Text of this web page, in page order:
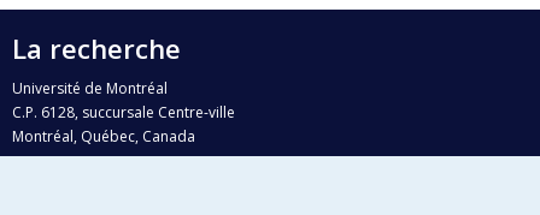
La recherche
Université de Montréal
C.P. 6128, succursale Centre-ville
Montréal, Québec, Canada
H3C 3J7